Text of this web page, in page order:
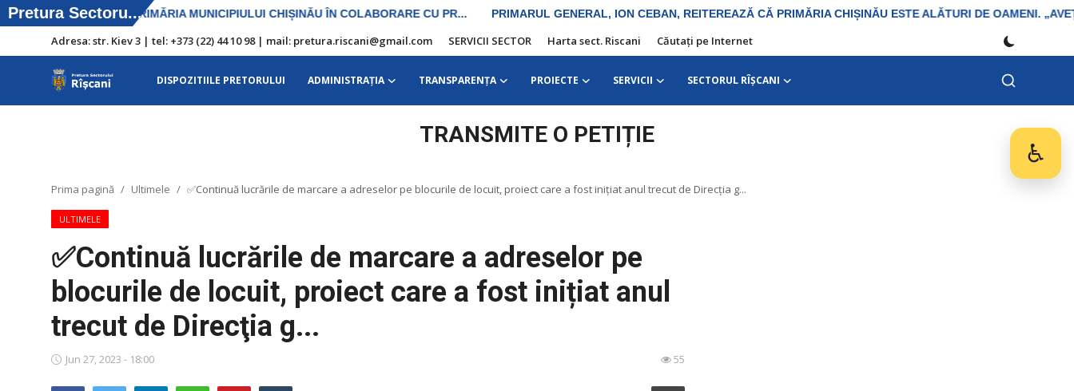
♿
Adresa: str. Kiev 3 | tel: +373 (22) 44 10 98 | mail: pretura.riscani@gmail.com SERVICII SECTOR Harta sect. Riscani Căutați pe Internet
DISPOZITIILE PRETORULUI ADMINISTRAŢIA TRANSPARENȚA PROIECTE SERVICII SECTORUL RÎȘCANI
SERVICII SECTOR
Harta sect. Riscani
ADMINISTRAŢIA
Transparența
Proiecte
SERVICII
TRANSMITE O PETIȚIE
Prima pagină Ultimele ✅Continuă lucrările de marcare a adreselor pe blocurile de locuit, proiect care a fost inițiat anul trecut de Direcţia g...
ULTIMELE
✅Continuă lucrările de marcare a adreselor pe
blocurile de locuit, proiect care a fost inițiat anul
trecut de Direcţia g...
Jun 27, 2023 - 18:00 55